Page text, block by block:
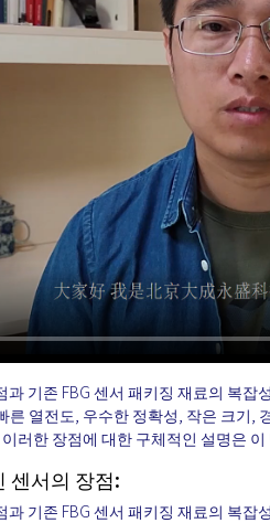
기존 FBG 센서 패키징 재료의 복
른 열전도, 우수한 정확성, 작은 크기
러한 장점에 대한 구체적인 설명은
센서의 장점:
과 기존 FBG 센서 패키징 재료의 복